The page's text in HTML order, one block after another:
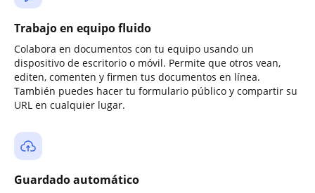
Trabajo en equipo fluido
Colabora en documentos con tu equipo usando un
dispositivo de escritorio o móvil. Permite que otros vean,
editen, comenten y firmen tus documentos en línea.
También puedes hacer tu formulario público y compartir su
URL en cualquier lugar.
Guardado automático